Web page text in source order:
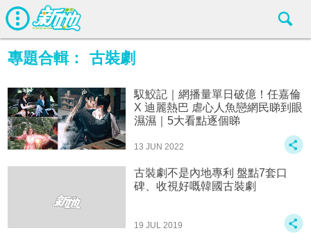
專題合輯： 古裝劇
馭鮫記｜網播量單日破億！任嘉倫
X 迪麗熱巴 虐心人魚戀網民睇到眼
濕濕｜5大看點逐個睇
13 JUN 2022
古裝劇不是內地專利 盤點7套口
碑、收視好嘅韓國古裝劇
19 JUL 2019